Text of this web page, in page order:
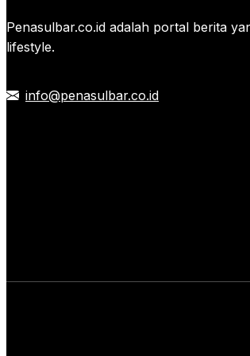
Penasulbar.co.id adalah portal berita
lifestyle.
info@penasulbar.co.id